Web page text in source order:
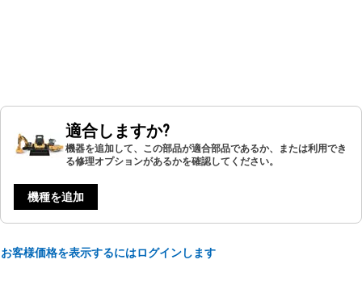
適合しますか?
機器を追加して、この部品が適合部品であるか、または利用でき
る修理オプションがあるかを確認してください。
機種を追加
お客様価格を表示するにはログインします